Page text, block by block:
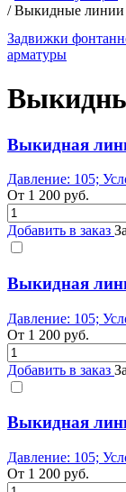
/Выкидные линии
Задвижки
арматуры
Выкидная
Давление: 105;
От 1 200 руб.
Добавить в заказ
Выкидная
Давление: 105;
От 1 200 руб.
Добавить в заказ
Выкидная
Давление: 105;
От 1 200 руб.